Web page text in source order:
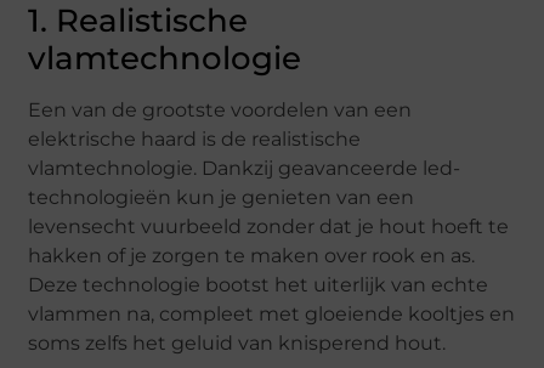
1. Realistische
vlamtechnologie
Een van de grootste voordelen van een
elektrische haard is de realistische
vlamtechnologie. Dankzij geavanceerde led-
technologieën kun je genieten van een
levensecht vuurbeeld zonder dat je hout hoeft te
hakken of je zorgen te maken over rook en as.
Deze technologie bootst het uiterlijk van echte
vlammen na, compleet met gloeiende kooltjes en
soms zelfs het geluid van knisperend hout.